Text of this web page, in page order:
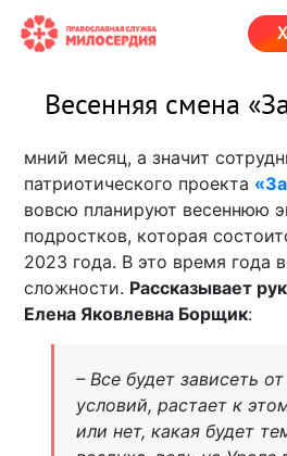
Весенняя смена
мний месяц, а значит
патриотического проекта
вовсю планируют весеннюю
подростков, которая
2023 года. В это время года
сложности. Рассказывает
Елена Яковлевна Борщик:
– Все будет зависеть
условий, растает к
или нет, какая будет